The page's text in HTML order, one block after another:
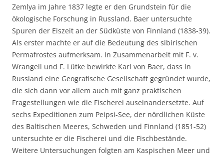
Zemlya im Jahre 1837 legte er den Grundstein für die
ökologische Forschung in Russland. Baer untersuchte
Spuren der Eiszeit an der Südküste von Finnland (1838-39).
Als erster machte er auf die Bedeutung des sibirischen
Permafrostes aufmerksam. In Zusammenarbeit mit F. v.
Wrangell und F. Lütke bewirkte Karl von Baer, dass in
Russland eine Geografische Gesellschaft gegründet wurde,
die sich dann vor allem auch mit ganz praktischen
Fragestellungen wie die Fischerei auseinandersetzte. Auf
sechs Expeditionen zum Peipsi-See, der nördlichen Küste
des Baltischen Meeres, Schweden und Finnland (1851-52)
untersuchte er die Fischerei und die Fischbestände.
Weitere Untersuchungen folgten am Kaspischen Meer und